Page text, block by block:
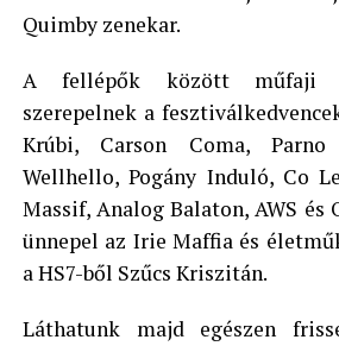
Quimby zenekar.
A fellépők között műfaji
szerepelnek a
Krúbi, Carson Coma, Parno
Wellhello, Pogány Induló, Co
Massif, Analog Balaton, AWS és
ünnepel az Irie Maffia és
a HS7-ből Szűcs Kriszitán.
Láthatunk majd egészen